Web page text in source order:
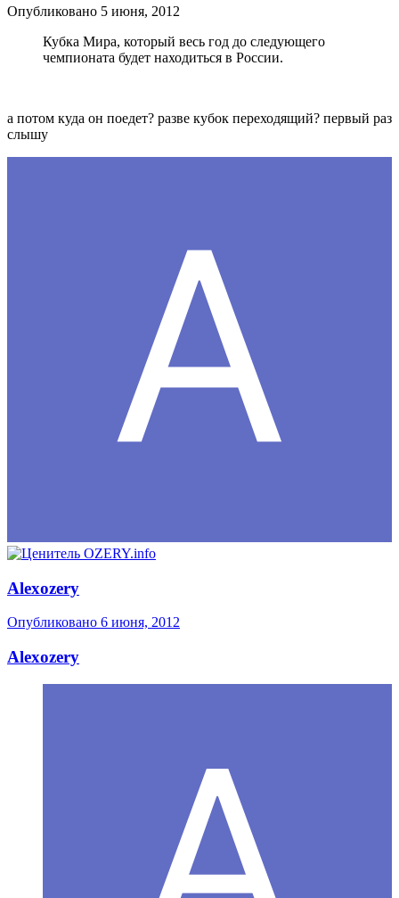
Опубликовано 5 июня, 2012
Кубка Мира, который весь год до следующего
чемпионата будет находиться в России.
а потом куда он поедет? разве кубок переходящий? первый раз
слышу
Alexozery
Опубликовано 6 июня, 2012
Alexozery